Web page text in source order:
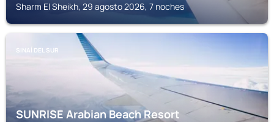
Sharm El Sheikh, 29 agosto 2026, 7 noches
SINAÍ DEL SUR
SUNRISE Arabian Beach Resort